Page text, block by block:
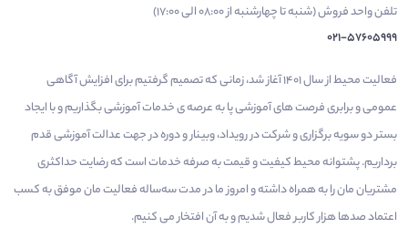
تلفن واحد فروش (شنبه تا چهارشنبه از 08:00 الی 17:00)
021-57605999
فعالیت محیط از سال 1401 آغاز شد، زمانی که تصمیم گرفتیم برای افزایش آگاهی
عمومی و برابری فرصت های آموزشی پا به عرصه ی خدمات آموزشی بگذاریم و با ایجاد
بستر دو سویه برگزاری و شرکت در رویداد، وبینار و دوره در جهت عدالت آموزشی قدم
برداریم. پشتوانه محیط کیفیت و قیمت به صرفه خدمات است که رضایت حداکثری
مشتریان مان را به همراه داشته و امروز ما در مدت سه‌ساله فعالیت مان موفق به کسب
اعتماد صدها هزار کاربر فعال شدیم و به آن افتخار می‌ کنیم.